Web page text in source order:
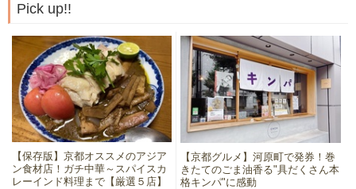
Pick up!!
【保存版】京都オススメのアジア
ン食材店！ガチ中華～スパイスカ
レーインド料理まで【厳選５店】
【京都グルメ】河原町で発券！巻
きたてのごま油香る"具だくさん本
格キンパ"に感動